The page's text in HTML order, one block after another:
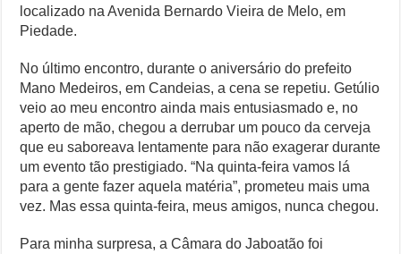
localizado na Avenida Bernardo Vieira de Melo, em
Piedade.
No último encontro, durante o aniversário do prefeito
Mano Medeiros, em Candeias, a cena se repetiu. Getúlio
veio ao meu encontro ainda mais entusiasmado e, no
aperto de mão, chegou a derrubar um pouco da cerveja
que eu saboreava lentamente para não exagerar durante
um evento tão prestigiado. “Na quinta-feira vamos lá
para a gente fazer aquela matéria”, prometeu mais uma
vez. Mas essa quinta-feira, meus amigos, nunca chegou.
Para minha surpresa, a Câmara do Jaboatão foi